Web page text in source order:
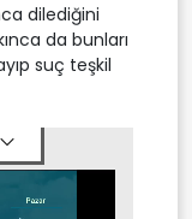
dilediğini
da bunları
suç teşkil